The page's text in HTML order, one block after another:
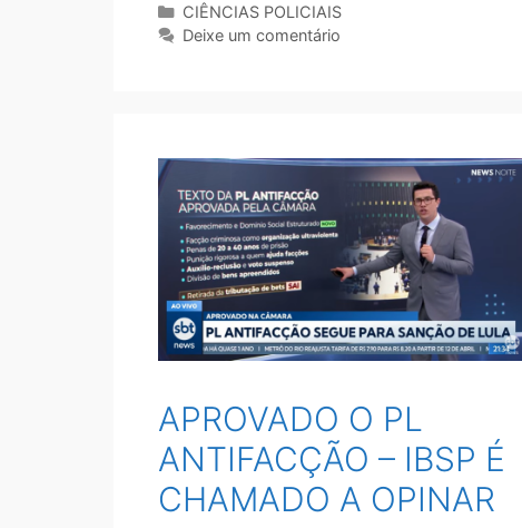
CIÊNCIAS POLICIAIS
Deixe um comentário
APROVADO O PL
ANTIFACÇÃO – IBSP É
CHAMADO A OPINAR